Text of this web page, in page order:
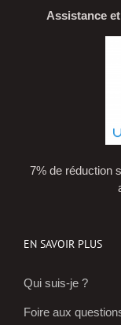
Assistance
7% de réduction
EN SAVOIR PLUS
Qui suis-je ?
Foire aux